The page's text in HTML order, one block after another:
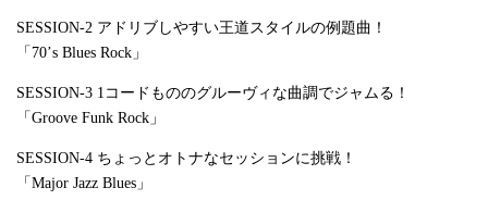
SESSION-2 アドリブしやすい王道スタイルの例題曲！
「70’s Blues Rock」
SESSION-3 1コードもののグルーヴィな曲調でジャムる！
「Groove Funk Rock」
SESSION-4 ちょっとオトナなセッションに挑戦！
「Major Jazz Blues」